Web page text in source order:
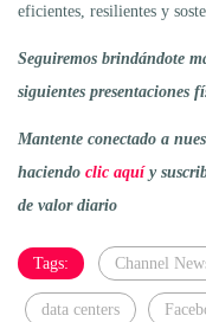
eficientes, resilientes y
Seguiremos brindándote
siguientes presentaciones
Mantente conectado a
haciendo clic aquíy
de valor diario
Tags: Channel
data centers